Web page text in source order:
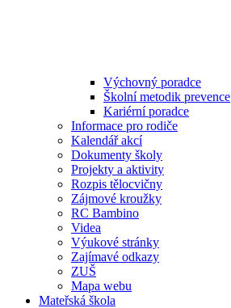
Výchovný poradce
Školní metodik prevence
Kariérní poradce
Informace pro rodiče
Kalendář akcí
Dokumenty školy
Projekty a aktivity
Rozpis tělocvičny
Zájmové kroužky
RC Bambino
Videa
Výukové stránky
Zajímavé odkazy
ZUŠ
Mapa webu
Mateřská škola